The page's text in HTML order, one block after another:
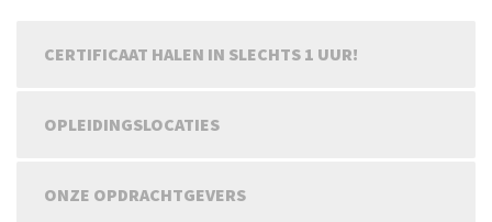
CERTIFICAAT HALEN IN SLECHTS 1 UUR!
OPLEIDINGSLOCATIES
ONZE OPDRACHTGEVERS